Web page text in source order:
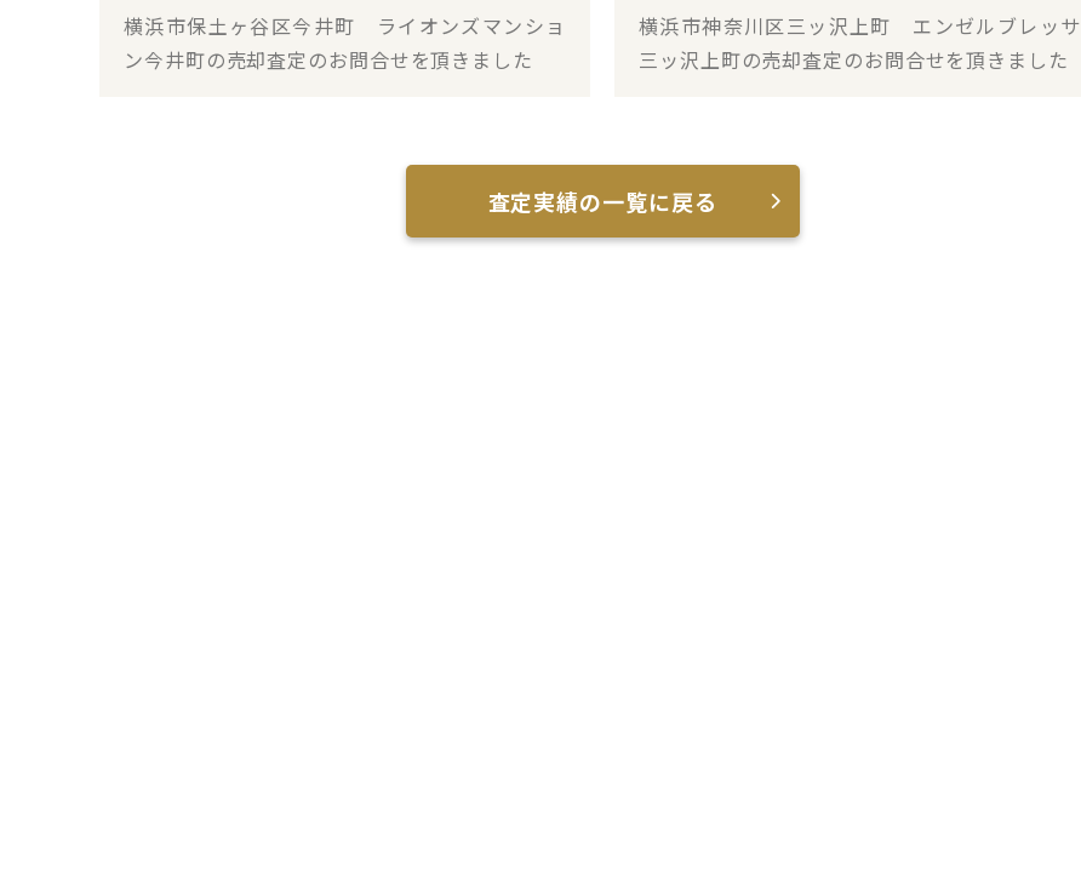
横浜市保土ヶ谷区今井町 ライオンズマンショ
ン今井町の売却査定のお問合せを頂きました
横浜市神奈川区三ッ沢上町 エンゼルブレッサ
三ッ沢上町の売却査定のお問合せを頂きました
査定実績の一覧に戻る